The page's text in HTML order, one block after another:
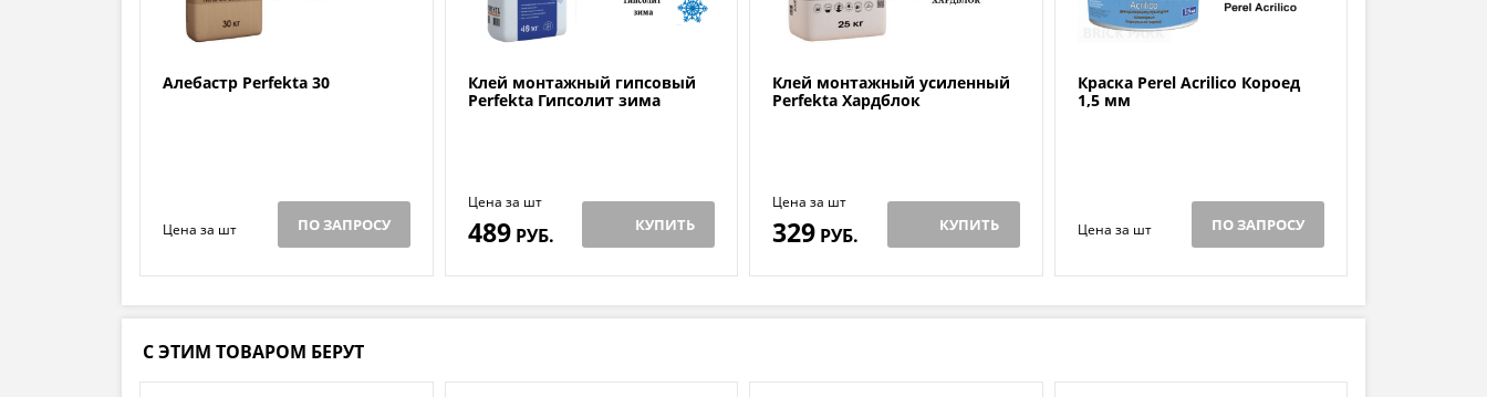
Алебастр Perfekta 30
Цена за шт ПО ЗАПРОСУ
Клей монтажный гипсовый
Perfekta Гипсолит зима
Цена за шт
489РУБ. КУПИТЬ
Клей монтажный усиленный
Perfekta Хардблок
Цена за шт
329 РУБ. КУПИТЬ
Краска Perel Acrilico Короед
1,5 мм
Цена за шт ПО ЗАПРОСУ
С ЭТИМ ТОВАРОМ БЕРУТ